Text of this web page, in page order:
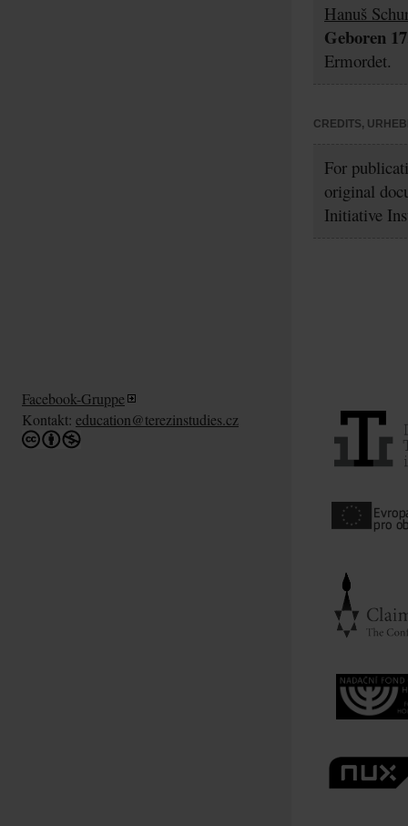
Hanuš
Geboren
Ermordet.
CREDITS,
For
original
Initiative
Facebook-Gruppe
Kontakt: education@terezinstudies.cz